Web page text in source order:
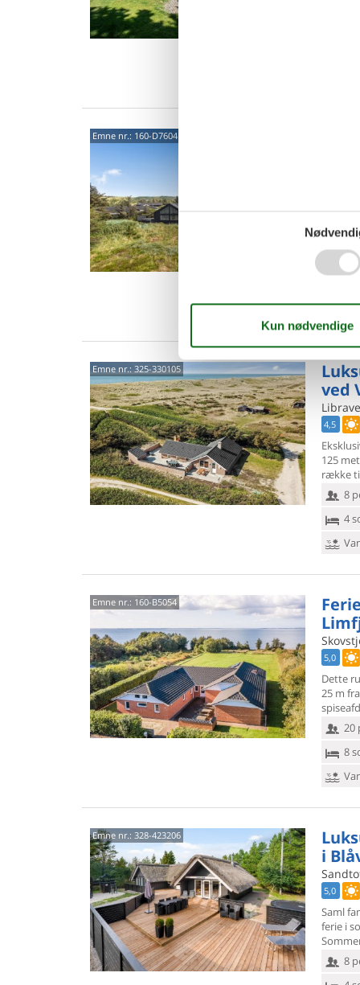
Emne nr.: 160-D7604
Tæt til
feriehus
nok til
Emne nr.: 325-330105
ved
4,5
125
række
8
4
Emne nr.: 160-B5054
5,0
Dette
25 m fra
20
8
Emne nr.: 328-423206
i
5,0
Saml
ferie i
8